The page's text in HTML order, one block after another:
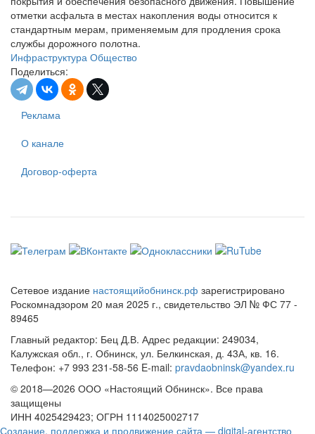
отметки асфальта в местах накопления воды относится к
стандартным мерам, применяемым для продления срока
службы дорожного полотна.
Инфраструктура Общество
Поделиться:
Реклама
О канале
Договор-оферта
Сетевое издание настоящийобнинск.рф зарегистрировано
Роскомнадзором 20 мая 2025 г., свидетельство ЭЛ № ФС 77 -
89465
Главный редактор: Бец Д.В. Адрес редакции: 249034,
Калужская обл., г. Обнинск, ул. Белкинская, д. 43А, кв. 16.
Телефон: +7 993 231-58-56 E-mail: pravdaobninsk@yandex.ru
© 2018—2026 ООО «Настоящий Обнинск». Все права
защищены
ИНН 4025429423; ОГРН 1114025002717
Создание, поддержка и продвижение сайта — digital-агентство